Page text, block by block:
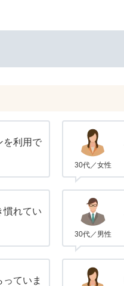
を利用で
30代／女性
慣れてい
30代／男性
ていま